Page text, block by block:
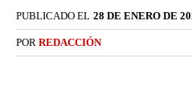
PUBLICADO EL 28 DE ENERO DE
POR REDACCIÓN